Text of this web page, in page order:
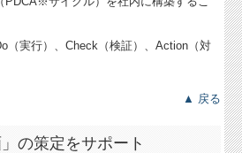
（実行）、Check（検証）、Action（対
▲ 戻る
の策定をサポート